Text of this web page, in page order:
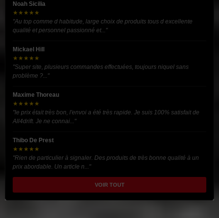
Noah Sicilia
★★★★★
"Au top comme d habitude, large choix de produits tous d excellente
qualité et personnel passionné et..."
Mickael Hill
★★★★★
"Super site, plusieurs commandes effectuées, toujours niquel sans
problème ?..."
Maxime Thoreau
★★★★★
"le prix était très bon, l'envoi a été très rapide. Je suis 100% satisfait de
All4drift. Je ne connai..."
Thibo De Prest
★★★★★
"Rien de particulier à signaler. Des produits de très bonne qualité à un
prix abordable. Un article n..."
VOIR TOUT